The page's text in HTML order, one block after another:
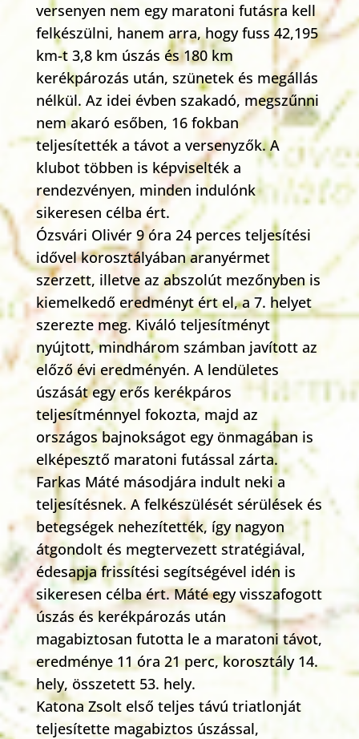
versenyen nem egy maratoni futásra kell
felkészülni, hanem arra, hogy fuss 42,195
km-t 3,8 km úszás és 180 km
kerékpározás után, szünetek és megállás
nélkül. Az idei évben szakadó, megszűnni
nem akaró esőben, 16 fokban
teljesítették a távot a versenyzők. A
klubot többen is képviselték a
rendezvényen, minden indulónk
sikeresen célba ért.
Ózsvári Olivér 9 óra 24 perces teljesítési
idővel korosztályában aranyérmet
szerzett, illetve az abszolút mezőnyben is
kiemelkedő eredményt ért el, a 7. helyet
szerezte meg. Kiváló teljesítményt
nyújtott, mindhárom számban javított az
előző évi eredményén. A lendületes
úszását egy erős kerékpáros
teljesítménnyel fokozta, majd az
országos bajnokságot egy önmagában is
elképesztő maratoni futással zárta.
Farkas Máté másodjára indult neki a
teljesítésnek. A felkészülését sérülések és
betegségek nehezítették, így nagyon
átgondolt és megtervezett stratégiával,
édesapja frissítési segítségével idén is
sikeresen célba ért. Máté egy visszafogott
úszás és kerékpározás után
magabiztosan futotta le a maratoni távot,
eredménye 11 óra 21 perc, korosztály 14.
hely, összetett 53. hely.
Katona Zsolt első teljes távú triatlonját
teljesítette magabiztos úszással,